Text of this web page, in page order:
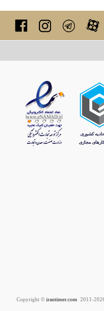
irantimer.com2011-